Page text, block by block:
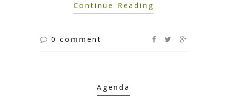
Continue Reading
0 comment
Agenda